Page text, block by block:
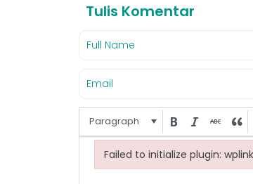
Tulis Komentar
Paragraph
Failed to initialize plugin: wplink
Failed to initialize plugin: wplink